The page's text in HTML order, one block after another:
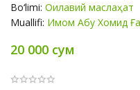
Bo‘limi: Оилавий маслаҳат
Muallifi: Имом Абу Хомид
20 000 сум